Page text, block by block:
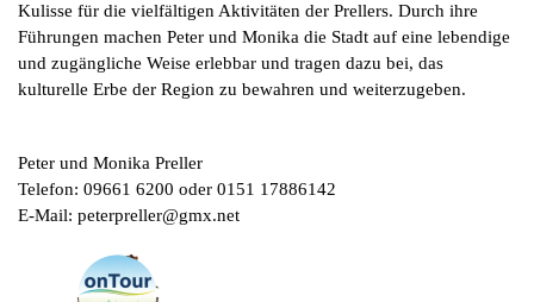
Kulisse für die vielfältigen Aktivitäten der Prellers. Durch ihre
Führungen machen Peter und Monika die Stadt auf eine lebendige
und zugängliche Weise erlebbar und tragen dazu bei, das
kulturelle Erbe der Region zu bewahren und weiterzugeben.
Peter und Monika Preller
Telefon: 09661 6200 oder 0151 17886142
E-Mail: peterpreller@gmx.net